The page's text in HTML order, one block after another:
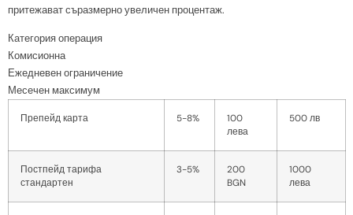
притежават съразмерно увеличен процентаж.
Категория операция
Комисионна
Ежедневен ограничение
Месечен максимум
Препейд карта 5-8%
100
лева
500 лв
Постпейд тарифа
стандартен
3-5%
200
BGN
1000
лева